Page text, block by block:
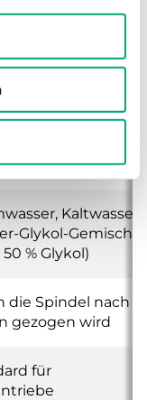
according to ISO
Kvs ()
Kaltwasser,
Glykol-Gemisch
50 % Glykol)
die Spindel nach
gezogen wird
für